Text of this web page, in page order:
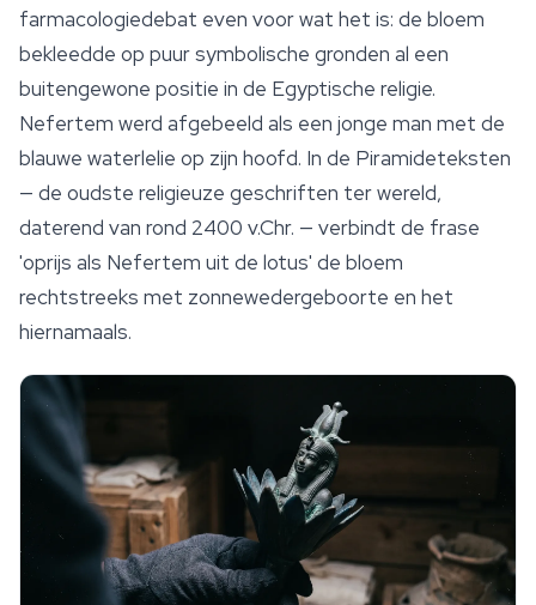
farmacologiedebat even voor wat het is: de bloem
bekleedde op puur symbolische gronden al een
buitengewone positie in de Egyptische religie.
Nefertem werd afgebeeld als een jonge man met de
blauwe waterlelie op zijn hoofd. In de Piramideteksten
— de oudste religieuze geschriften ter wereld,
daterend van rond 2400 v.Chr. — verbindt de frase
'oprijs als Nefertem uit de lotus' de bloem
rechtstreeks met zonnewedergeboorte en het
hiernamaals.